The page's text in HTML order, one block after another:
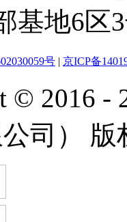
基地6区
号 | 京ICP备
© 2016 -
司）